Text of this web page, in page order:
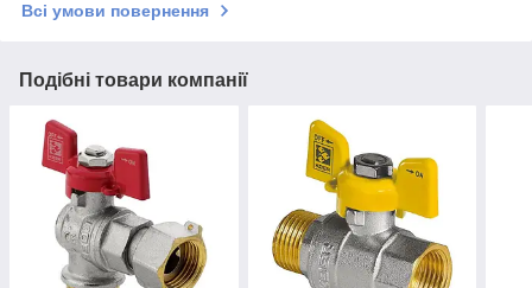
Всі умови повернення
Подібні товари компанії